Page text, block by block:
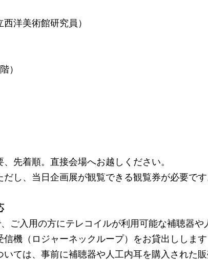
洋美術館研究員）
）
先着順。直接会場へお越しください。
し、当日企画展が観覧できる観覧券が必要です
ご入用の方にテレコイルが利用可能な補聴器
信機（ロジャーネックループ）をお貸出ししま
いては、事前に補聴器や人工内耳を購入された